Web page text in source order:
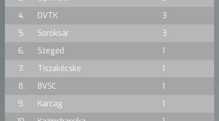
4.
DVTK
3
5.
Soroksár
3
6.
Szeged
1
7.
Tiszakécske
1
8.
BVSC
1
9.
Karcag
1